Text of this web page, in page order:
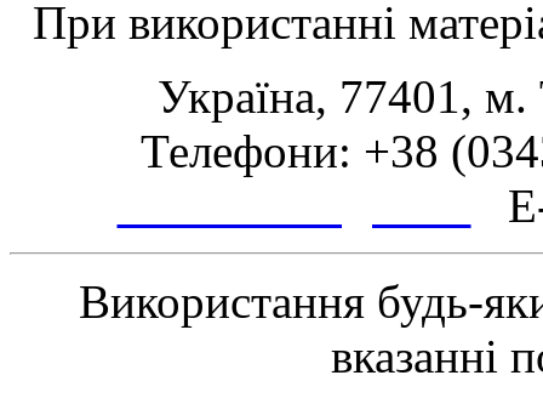
При використанні
Україна, 77401,
Телефони: +38
Використання будь-
вказанні